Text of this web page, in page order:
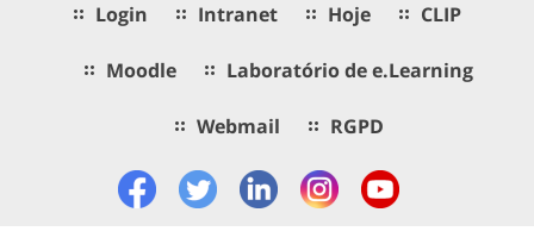
Login Intranet Hoje CLIP
Moodle Laboratório de e.Learning
Webmail RGPD